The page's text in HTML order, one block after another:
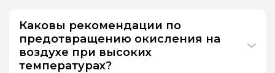
Каковы рекомендации по
предотвращению окисления на
воздухе при высоких
температурах?